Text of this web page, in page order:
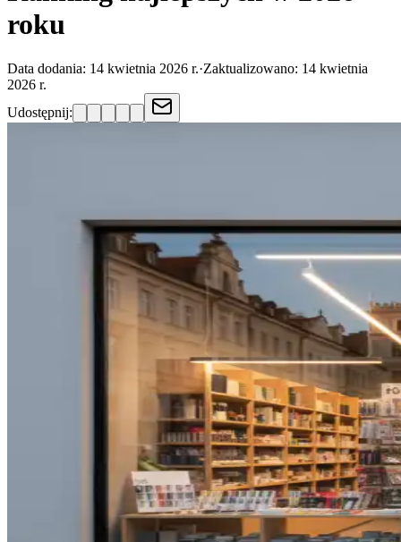
roku
Data dodania: 14 kwietnia 2026 r.·Zaktualizowano: 14 kwietnia
2026 r.
Udostępnij: